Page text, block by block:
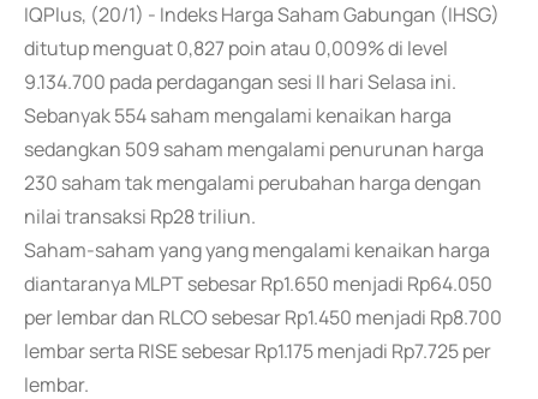
IQPlus, (20/1) - Indeks Harga Saham Gabungan (IHSG)
ditutup menguat 0,827 poin atau 0,009% di level
9.134.700 pada perdagangan sesi II hari Selasa ini.
Sebanyak 554 saham mengalami kenaikan harga
sedangkan 509 saham mengalami penurunan harga
230 saham tak mengalami perubahan harga dengan
nilai transaksi Rp28 triliun.
Saham-saham yang yang mengalami kenaikan harga
diantaranya MLPT sebesar Rp1.650 menjadi Rp64.050
per lembar dan RLCO sebesar Rp1.450 menjadi Rp8.700
lembar serta RISE sebesar Rp1.175 menjadi Rp7.725 per
lembar.